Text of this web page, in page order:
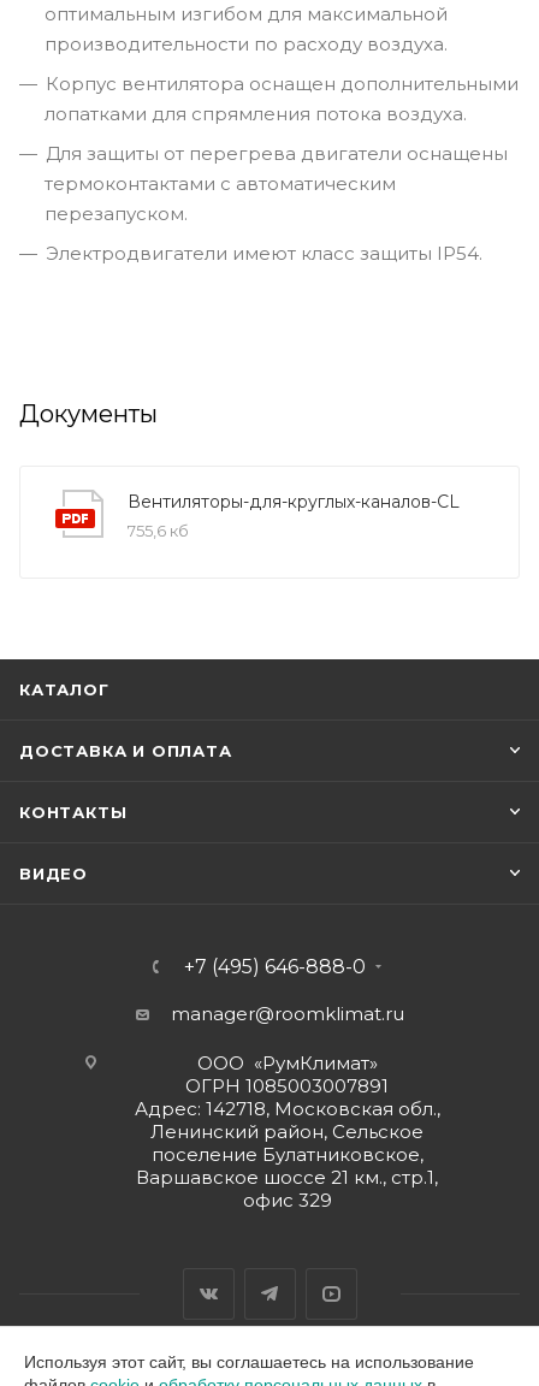
оптимальным изгибом для максимальной
производительности по расходу воздуха.
Корпус вентилятора оснащен дополнительными
лопатками для спрямления потока воздуха.
Для защиты от перегрева двигатели оснащены
термоконтактами с автоматическим
перезапуском.
Электродвигатели имеют класс защиты IP54.
Документы
Вентиляторы-для-круглых-каналов-CL
755,6 кб
КАТАЛОГ
ДОСТАВКА И ОПЛАТА
КОНТАКТЫ
ВИДЕО
+7 (495) 646-888-0
manager@roomklimat.ru
ООО «РумКлимат»
ОГРН 1085003007891
Адрес: 142718, Московская обл.,
Ленинский район, Сельское
поселение Булатниковское,
Варшавское шоссе 21 км., стр.1,
офис 329
Используя этот сайт, вы соглашаетесь на использование